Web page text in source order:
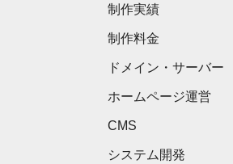
制作実績
制作料金
ドメイン・サーバー
ホームページ運営
CMS
システム開発